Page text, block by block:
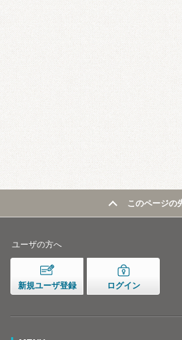
このページの
ユーザの方へ
新規ユーザ登録 ログイン